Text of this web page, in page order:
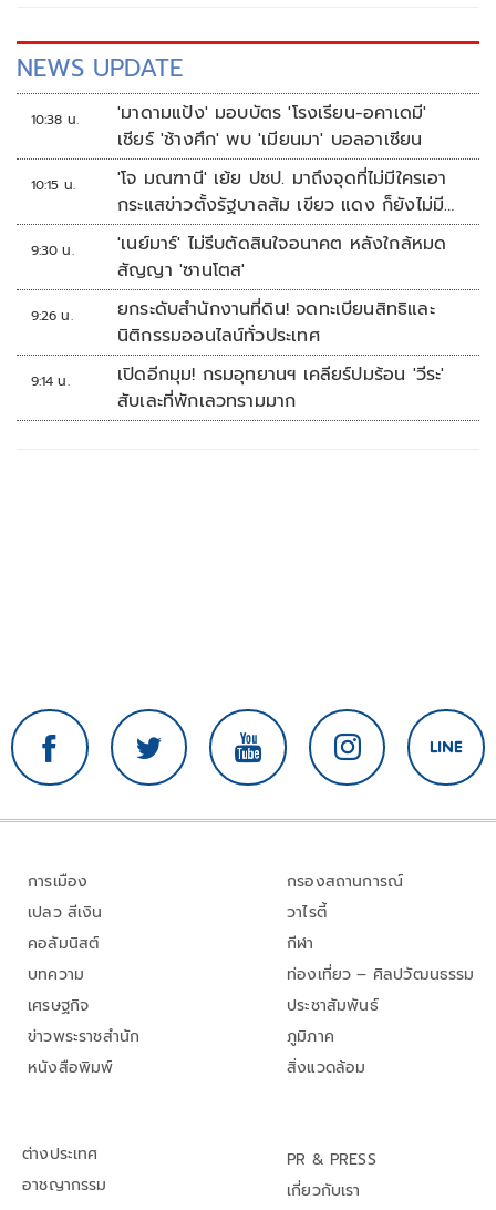
NEWS UPDATE
10:38 น.
'มาดามแป้ง' มอบบัตร 'โรงเรียน-อคาเดมี'
เชียร์ 'ช้างศึก' พบ 'เมียนมา' บอลอาเซียน
10:15 น.
'โจ มณฑานี' เย้ย ปชป. มาถึงจุดที่ไม่มีใครเอา
กระแสข่าวตั้งรัฐบาลส้ม เขียว แดง ก็ยังไม่มีฟ้า
เลย
9:30 น.
'เนย์มาร์' ไม่รีบตัดสินใจอนาคต หลังใกล้หมด
สัญญา 'ซานโตส'
9:26 น.
ยกระดับสำนักงานที่ดิน! จดทะเบียนสิทธิและ
นิติกรรมออนไลน์ทั่วประเทศ
9:14 น.
เปิดอีกมุม! กรมอุทยานฯ เคลียร์ปมร้อน 'วีระ'
สับเละที่พักเลวทรามมาก
การเมือง
เปลว สีเงิน
คอลัมนิสต์
บทความ
เศรษฐกิจ
ข่าวพระราชสำนัก
หนังสือพิมพ์
กรองสถานการณ์
วาไรตี้
กีฬา
ท่องเที่ยว – ศิลปวัฒนธรรม
ประชาสัมพันธ์
ภูมิภาค
สิ่งแวดล้อม
ต่างประเทศ
อาชญากรรม
PR & PRESS
เกี่ยวกับเรา